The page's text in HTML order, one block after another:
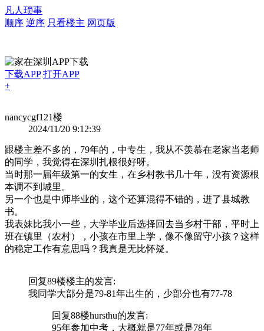
凡人琐事
顺序 逆序 只看楼主 网页版
下载APP 打开APP
+
nancycgf121楼
2024/11/20 9:12:39
跟楼主差不多的，79年的，中专生，我从不羡慕在老家当老师
的同学，我觉得在深圳扎根很好呀。
当时那一届年级第一的女生，在乡村教书几十年，没有资源根
本调不到城里。
另一个也是中师毕业的，这个还算混得不错的，进了县城教
书。
我表妹比我小一些，大学毕业后选择回去当乡村干部，平时上
班在镇里（农村），小孩在市里上学，像不像留守小孩？这样
的稳定工作有意思吗？我真是无比怀疑。
回复89楼楼主的发言:
我同学大部分是79-81年出生的，少部分也有77-78
回复88楼hursthu的发言:
95年参加中考，大概就是77年或是78年